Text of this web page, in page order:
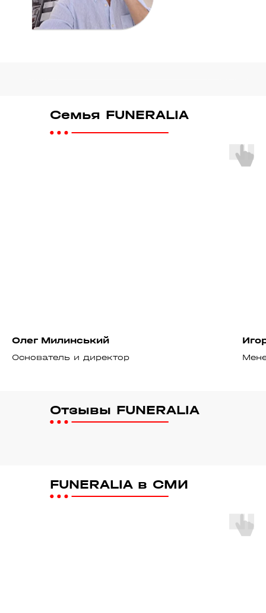
Семья FUNERALIA
Олег Милинський
Основатель и директор
Отзывы FUNERALIA
FUNERALIA в СМИ